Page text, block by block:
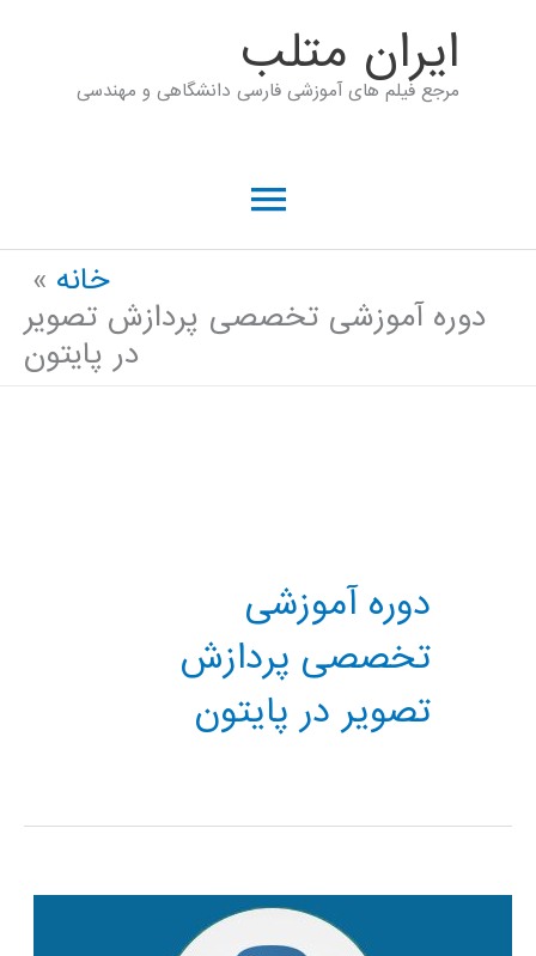
ايران متلب
مرجع فیلم های آموزشی فارسی دانشگاهی و مهندسی
فهرست
خانه
دوره آموزشی تخصصی پردازش تصویر
در پایتون
دوره آموزشی
تخصصی پردازش
تصویر در پایتون